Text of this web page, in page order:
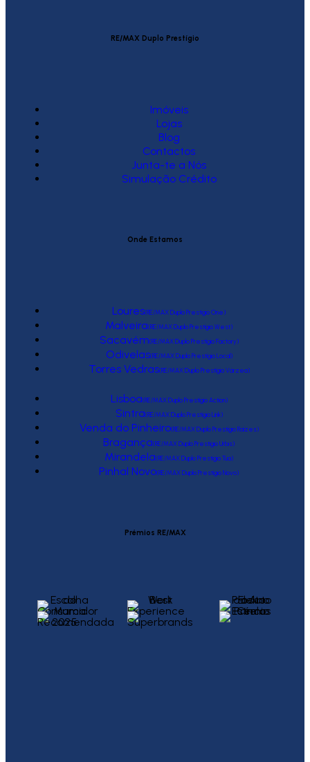
RE/MAX Duplo Prestígio
Imóveis
Lojas
Blog
Contactos
Junta-te a Nós
Simulação Crédito
Onde Estamos
Loures(RE/MAX Duplo Prestígio One)
Malveira(RE/MAX Duplo Prestígio West)
Sacavém(RE/MAX Duplo Prestígio Factory)
Odivelas(RE/MAX Duplo Prestígio Local)
Torres Vedras(RE/MAX Duplo Prestígio Várzea)
Lisboa(RE/MAX Duplo Prestígio Action)
Sintra(RE/MAX Duplo Prestígio Link)
Venda do Pinheiro(RE/MAX Duplo Prestígio Raízes)
Bragança(RE/MAX Duplo Prestígio Urbis)
Mirandela(RE/MAX Duplo Prestígio Tua)
Pinhal Novo(RE/MAX Duplo Prestígio Novo)
Prémios RE/MAX